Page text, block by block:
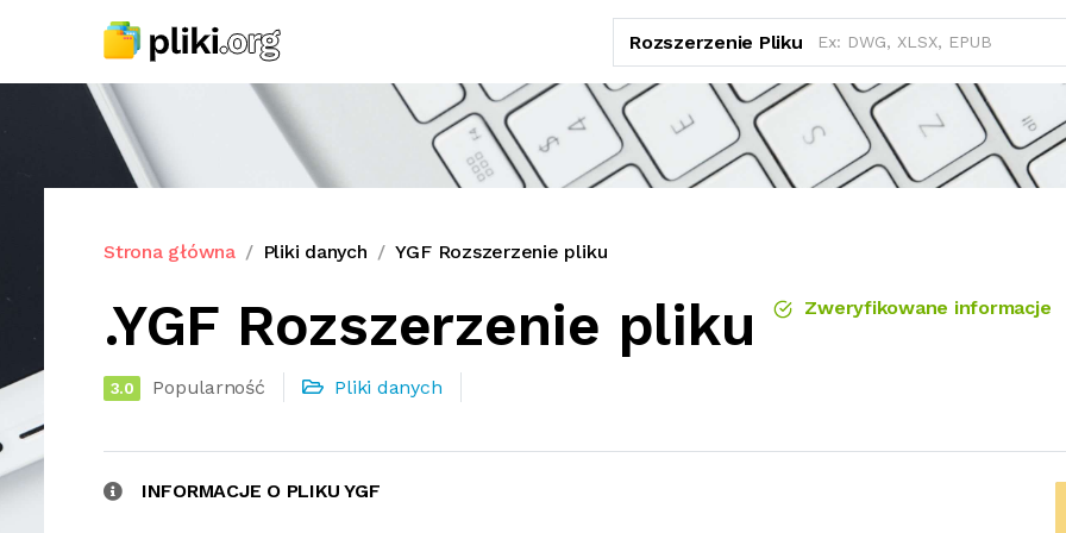
Rozszerzenie Pliku
Strona główna Pliki danych YGF Rozszerzenie pliku
.YGF Rozszerzenie pliku Zweryfikowane informacje
3.0 Popularność Pliki danych
INFORMACJE O PLIKU YGF